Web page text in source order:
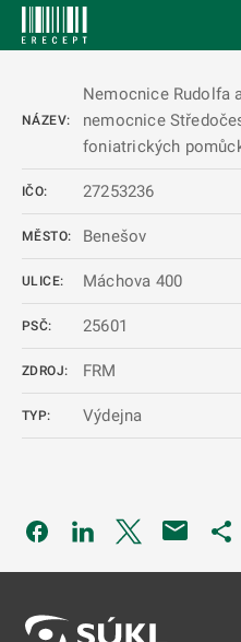
NÁZEV:
Nemocnice Rudolfa
nemocnice
foniatrických
IČO: 27253236
MĚSTO: Benešov
ULICE: Máchova 400
PSČ: 25601
ZDROJ: FRM
TYP: Výdejna
Odkaz se otevře na
Odkaz se otevře
Odkaz se